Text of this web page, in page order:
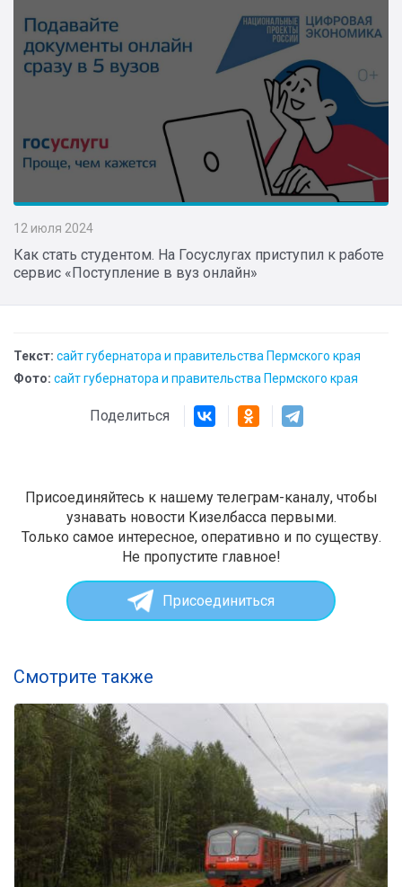
12 июля 2024
Как стать студентом. На Госуслугах приступил к работе
сервис «Поступление в вуз онлайн»
Текст: сайт губернатора и правительства Пермского края
Фото: сайт губернатора и правительства Пермского края
Поделиться
Присоединяйтесь к нашему телеграм-каналу, чтобы
узнавать новости Кизелбасса первыми.
Только самое интересное, оперативно и по существу.
Не пропустите главное!
Присоединиться
Смотрите также